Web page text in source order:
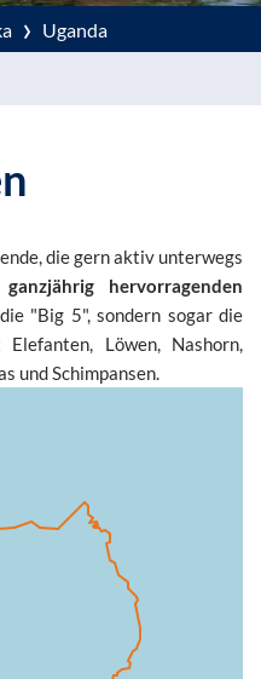
› Uganda
die gern aktiv unterwegs
ganzjährig hervorragenden
"Big 5", sondern sogar die
Löwen, Nashorn,
und Schimpansen.